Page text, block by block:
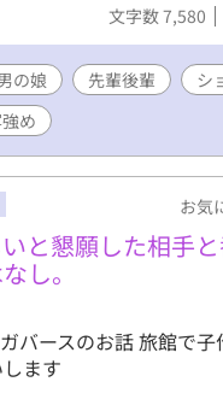
文字数 7,580
の娘 先輩後輩 シ
め
お気
と懇願した相手
し。
バースのお話 旅館で子
ます